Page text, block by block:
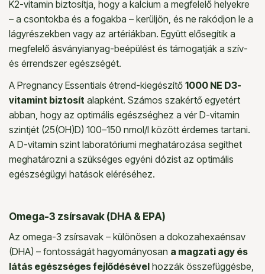
K2-vitamin biztosítja, hogy a kalcium a megfelelő helyekre
– a csontokba és a fogakba – kerüljön, és ne rakódjon le a
lágyrészekben vagy az artériákban. Együtt elősegítik a
megfelelő ásványianyag-beépülést és támogatják a szív-
és érrendszer egészségét.
A Pregnancy Essentials étrend-kiegészítő 1000 NE D3-
vitamint biztosít alapként. Számos szakértő egyetért
abban, hogy az optimális egészséghez a vér D-vitamin
szintjét (25(OH)D) 100–150 nmol/l között érdemes tartani.
A D-vitamin szint laboratóriumi meghatározása segíthet
meghatározni a szükséges egyéni dózist az optimális
egészségügyi hatások eléréséhez.
Omega-3 zsírsavak (DHA & EPA)
Az omega-3 zsírsavak – különösen a dokozahexaénsav
(DHA) – fontosságát hagyományosan a magzati agy és
látás egészséges fejlődésével hozzák összefüggésbe,